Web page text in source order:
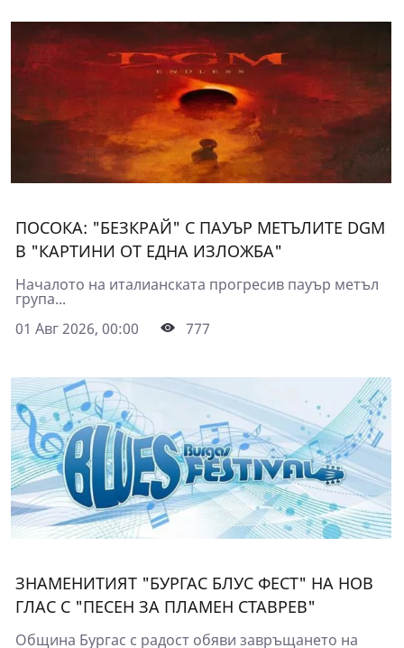
ПОСОКА: "БЕЗКРАЙ" С ПАУЪР МЕТЪЛИТЕ DGM
В "КАРТИНИ ОТ ЕДНА ИЗЛОЖБА"
Началото на италианската прогресив пауър метъл
група...
01 Авг 2026, 00:00
777
ЗНАМЕНИТИЯТ "БУРГАС БЛУС ФЕСТ" НА НОВ
ГЛАС С "ПЕСЕН ЗА ПЛАМЕН СТАВРЕВ"
Община Бургас с радост обяви завръщането на